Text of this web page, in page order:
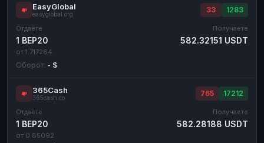
EasyGlobal
easyglobal.org
33 1283
Отдаёте
1 BEP20
от 1.717264
Получаете
582.32151 USDT
Оборот: - $
365Cash
365cash.co
765 17212
Отдаёте
1 BEP20
от 0.85092
Получаете
582.28188 USDT